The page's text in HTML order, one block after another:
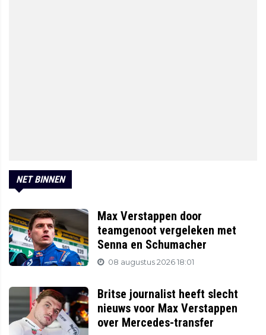
NET BINNEN
Max Verstappen door
teamgenoot vergeleken met
Senna en Schumacher
08 augustus 2026 18:01
Britse journalist heeft slecht
nieuws voor Max Verstappen
over Mercedes-transfer